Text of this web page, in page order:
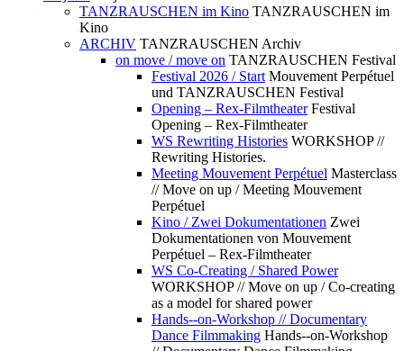
TANZRAUSCHEN im Kino TANZRAUSCHEN im
Kino
ARCHIV TANZRAUSCHEN Archiv
on move / move on TANZRAUSCHEN Festival
Festival 2026 / Start Mouvement Perpétuel
und TANZRAUSCHEN Festival
Opening – Rex-Filmtheater Festival
Opening – Rex-Filmtheater
WS Rewriting Histories WORKSHOP //
Rewriting Histories.
Meeting Mouvement Perpétuel Masterclass
// Move on up / Meeting Mouvement
Perpétuel
Kino / Zwei Dokumentationen Zwei
Dokumentationen von Mouvement
Perpétuel – Rex-Filmtheater
WS Co-Creating / Shared Power
WORKSHOP // Move on up / Co-creating
as a model for shared power
Hands--on-Workshop // Documentary
Dance Filmmaking Hands--on-Workshop